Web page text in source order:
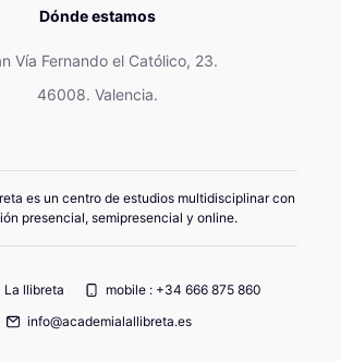
Dónde estamos
Vía Fernando el Católico, 23.
46008. Valencia.
es un centro de estudios multidisciplinar con
presencial, semipresencial y online.
La llibreta
mobile : +34 666 875 860
info@academialallibreta.es